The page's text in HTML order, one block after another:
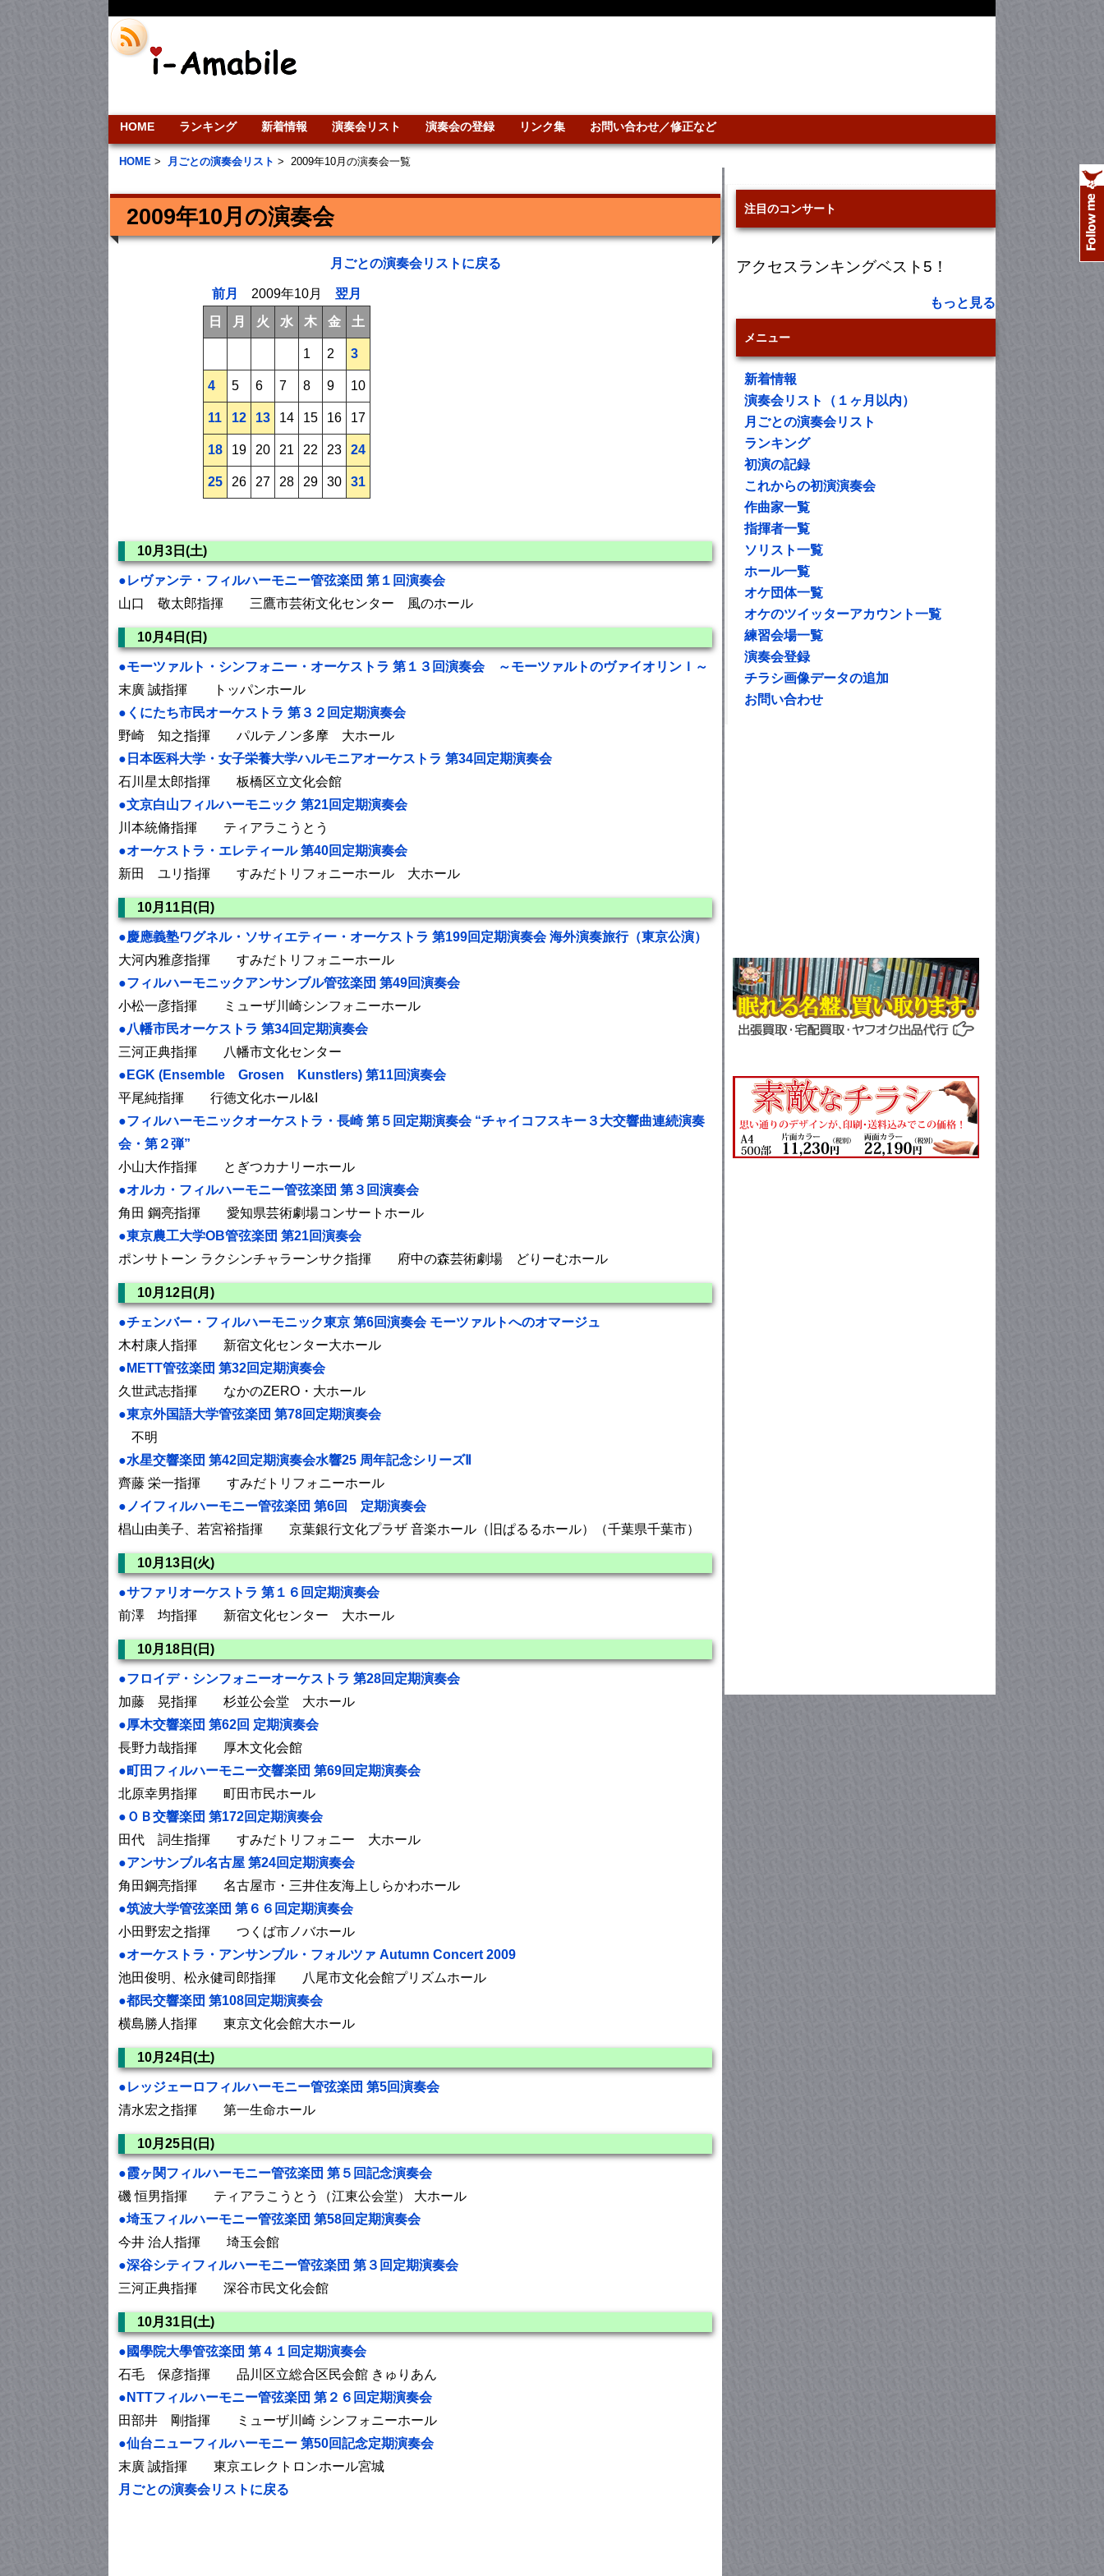
HOME ランキング 新着情報 演奏会リスト 演奏会の登録 リンク集 お問い合わせ／修正など
HOME > 月ごとの演奏会リスト > 2009年10月の演奏会一覧
2009年10月の演奏会
月ごとの演奏会リストに戻る
前月 2009年10月 翌月
日
月 火 水 木 金 土
1 2 3
4 5 6 7 8 9 10
11 12 13 14 15 16 17
18 19 20 21 22 23 24
25 26 27 28 29 30 31
10月3日(土)
●レヴァンテ・フィルハーモニー管弦楽団 第１回演奏会
山口 敬太郎指揮 三鷹市芸術文化センター 風のホール
10月4日(日)
●モーツァルト・シンフォニー・オーケストラ 第１３回演奏会 ～モーツァルトのヴァイオリンＩ～
末廣 誠指揮 トッパンホール
●くにたち市民オーケストラ 第３２回定期演奏会
野崎 知之指揮 パルテノン多摩 大ホール
●日本医科大学・女子栄養大学ハルモニアオーケストラ 第34回定期演奏会
石川星太郎指揮 板橋区立文化会館
●文京白山フィルハーモニック 第21回定期演奏会
川本統脩指揮 ティアラこうとう
●オーケストラ・エレティール 第40回定期演奏会
新田 ユリ指揮 すみだトリフォニーホール 大ホール
10月11日(日)
●慶應義塾ワグネル・ソサィエティー・オーケストラ 第199回定期演奏会 海外演奏旅行（東京公演）
大河内雅彦指揮 すみだトリフォニーホール
●フィルハーモニックアンサンブル管弦楽団 第49回演奏会
小松一彦指揮 ミューザ川崎シンフォニーホール
●八幡市民オーケストラ 第34回定期演奏会
三河正典指揮 八幡市文化センター
●EGK (Ensemble Grosen Kunstlers) 第11回演奏会
平尾純指揮 行徳文化ホールI&I
●フィルハーモニックオーケストラ・長崎 第５回定期演奏会 “チャイコフスキー３大交響曲連続演奏
会・第２弾”
小山大作指揮 とぎつカナリーホール
●オルカ・フィルハーモニー管弦楽団 第３回演奏会
角田 鋼亮指揮 愛知県芸術劇場コンサートホール
●東京農工大学OB管弦楽団 第21回演奏会
ポンサトーン ラクシンチャラーンサク指揮 府中の森芸術劇場 どりーむホール
10月12日(月)
●チェンバー・フィルハーモニック東京 第6回演奏会 モーツァルトへのオマージュ
木村康人指揮 新宿文化センター大ホール
●METT管弦楽団 第32回定期演奏会
久世武志指揮 なかのZERO・大ホール
●東京外国語大学管弦楽団 第78回定期演奏会
不明
●水星交響楽団 第42回定期演奏会水響25 周年記念シリーズⅡ
齊藤 栄一指揮 すみだトリフォニーホール
●ノイフィルハーモニー管弦楽団 第6回 定期演奏会
椙山由美子、若宮裕指揮 京葉銀行文化プラザ 音楽ホール（旧ぱるるホール）（千葉県千葉市）
10月13日(火)
●サファリオーケストラ 第１６回定期演奏会
前澤 均指揮 新宿文化センター 大ホール
10月18日(日)
●フロイデ・シンフォニーオーケストラ 第28回定期演奏会
加藤 晃指揮 杉並公会堂 大ホール
●厚木交響楽団 第62回 定期演奏会
長野力哉指揮 厚木文化会館
●町田フィルハーモニー交響楽団 第69回定期演奏会
北原幸男指揮 町田市民ホール
●ＯＢ交響楽団 第172回定期演奏会
田代 詞生指揮 すみだトリフォニー 大ホール
●アンサンブル名古屋 第24回定期演奏会
角田鋼亮指揮 名古屋市・三井住友海上しらかわホール
●筑波大学管弦楽団 第６６回定期演奏会
小田野宏之指揮 つくば市ノバホール
●オーケストラ・アンサンブル・フォルツァ Autumn Concert 2009
池田俊明、松永健司郎指揮 八尾市文化会館プリズムホール
●都民交響楽団 第108回定期演奏会
横島勝人指揮 東京文化会館大ホール
10月24日(土)
●レッジェーロフィルハーモニー管弦楽団 第5回演奏会
清水宏之指揮 第一生命ホール
10月25日(日)
●霞ヶ関フィルハーモニー管弦楽団 第５回記念演奏会
磯 恒男指揮 ティアラこうとう（江東公会堂） 大ホール
●埼玉フィルハーモニー管弦楽団 第58回定期演奏会
今井 治人指揮 埼玉会館
●深谷シティフィルハーモニー管弦楽団 第３回定期演奏会
三河正典指揮 深谷市民文化会館
10月31日(土)
●國學院大學管弦楽団 第４１回定期演奏会
石毛 保彦指揮 品川区立総合区民会館 きゅりあん
●NTTフィルハーモニー管弦楽団 第２６回定期演奏会
田部井 剛指揮 ミューザ川崎 シンフォニーホール
●仙台ニューフィルハーモニー 第50回記念定期演奏会
末廣 誠指揮 東京エレクトロンホール宮城
月ごとの演奏会リストに戻る
注目のコンサート
アクセスランキングベスト5！
もっと見る
メニュー
新着情報
演奏会リスト（１ヶ月以内）
月ごとの演奏会リスト
ランキング
初演の記録
これからの初演演奏会
作曲家一覧
指揮者一覧
ソリスト一覧
ホール一覧
オケ団体一覧
オケのツイッターアカウント一覧
練習会場一覧
演奏会登録
チラシ画像データの追加
お問い合わせ